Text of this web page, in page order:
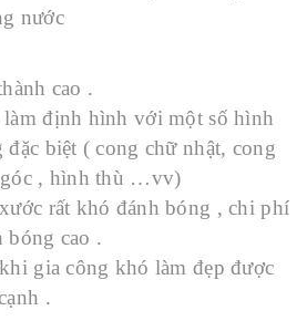
nước
cao .
định hình với một số hình
đặc biệt ( cong chữ nhật, cong
, hình thù …vv)
rất khó đánh bóng , chi phí
bóng cao .
gia công khó làm đẹp được
.